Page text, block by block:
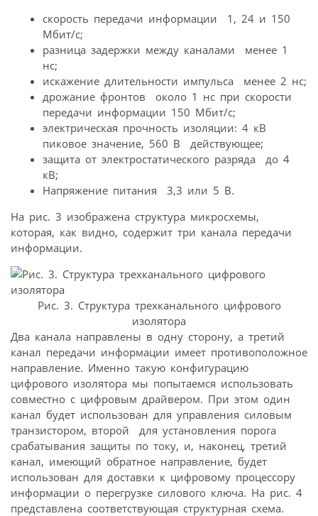
скорость передачи информации  1, 24 и 150
Мбит/с;
разница задержки между каналами  менее 1
нс;
искажение длительности импульса  менее 2 нс;
дрожание фронтов  около 1 нс при скорости
передачи информации 150 Мбит/с;
электрическая прочность изоляции: 4 кВ 
пиковое значение, 560 В  действующее;
защита от электростатического разряда  до 4
кВ;
Напряжение питания  3,3 или 5 В.
На рис. 3 изображена структура микросхемы,
которая, как видно, содержит три канала передачи
информации.
Рис. 3. Структура трехканального цифрового
изолятора
Два канала направлены в одну сторону, а третий
канал передачи информации имеет противоположное
направление. Именно такую конфигурацию
цифрового изолятора мы попытаемся использовать
совместно с цифровым драйвером. При этом один
канал будет использован для управления силовым
транзистором, второй  для установления порога
срабатывания защиты по току, и, наконец, третий
канал, имеющий обратное направление, будет
использован для доставки к цифровому процессору
информации о перегрузке силового ключа. На рис. 4
представлена соответствующая структурная схема.